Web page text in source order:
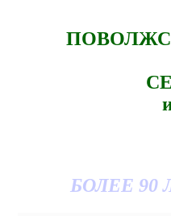
БОЛЕЕ